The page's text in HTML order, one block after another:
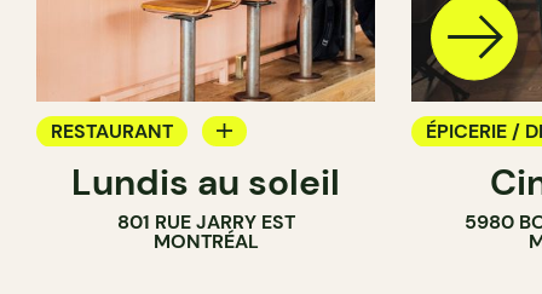
RESTAURANT
BAR À VIN
Lundis au soleil
801 RUE JARRY EST
MONTRÉAL
ÉPICERIE /
COMPTOIR
CAVISTE
5980